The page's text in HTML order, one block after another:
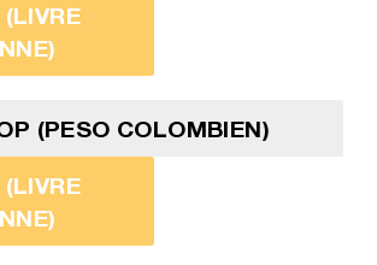
(PESO COLOMBIEN)